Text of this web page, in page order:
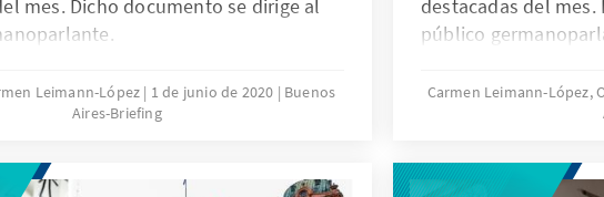
mes. Dicho documento se dirige al
Leimann-López 1 de junio de 2020
Buenos
Aires-Briefing
destacadas del
público
Carmen Leimann-López,